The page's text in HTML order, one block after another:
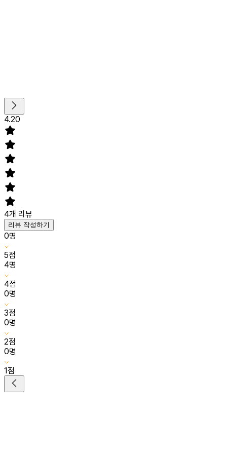
4.20
4개 리뷰
리뷰 작성하기
0명
5점
4명
4점
0명
3점
0명
2점
0명
1점